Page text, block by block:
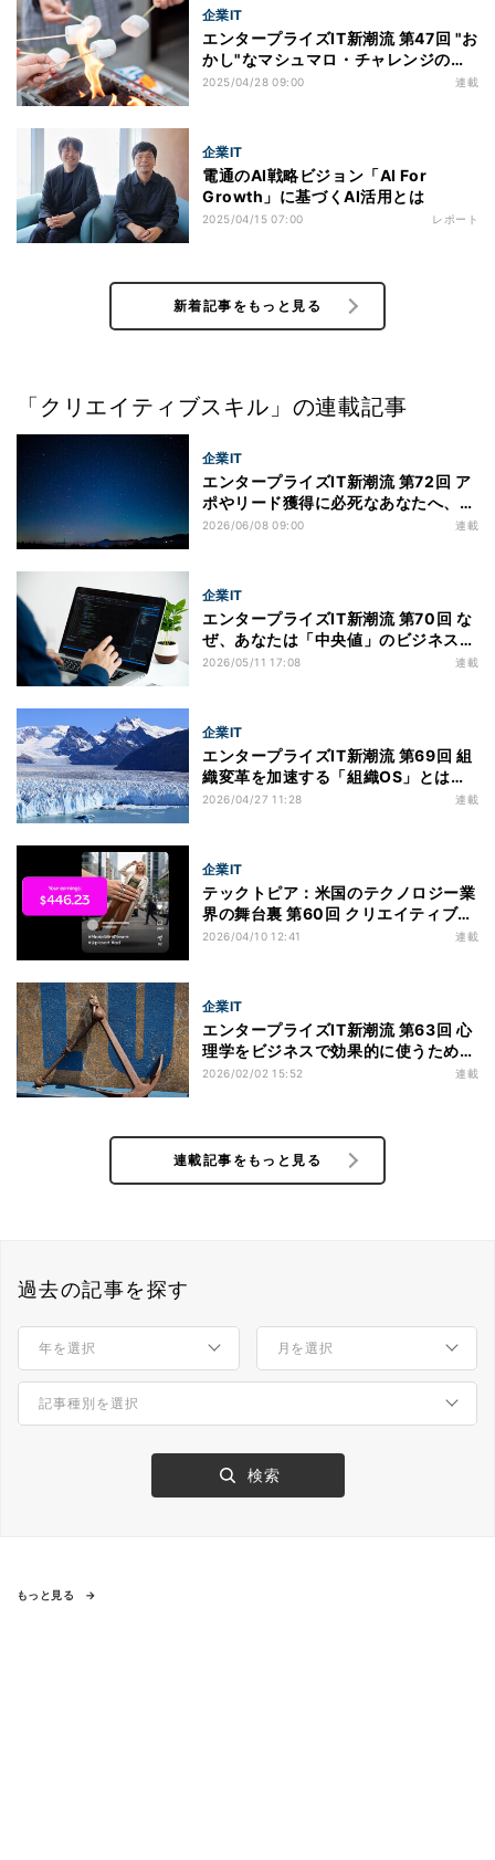
企業IT
エンタープライズIT新潮流 第47回 "お
かし"なマシュマロ・チャレンジのす
すめ
2025/04/28 09:00 連載
企業IT
電通のAI戦略ビジョン「AI For
Growth」に基づくAI活用とは
2025/04/15 07:00 レポート
新着記事をもっと見る
「クリエイティブスキル」の連載記事
企業IT
エンタープライズIT新潮流 第72回 ア
ポやリード獲得に必死なあなたへ、AI
時代になぜ選ばれないのか
2026/06/08 09:00 連載
企業IT
エンタープライズIT新潮流 第70回 な
ぜ、あなたは「中央値」のビジネスパ
ーソンで終わるのか
2026/05/11 17:08 連載
企業IT
エンタープライズIT新潮流 第69回 組
織変革を加速する「組織OS」とは？
ピーター・センゲに学ぶ"学習する組
2026/04/27 11:28 連載
企業IT
テックトピア：米国のテクノロジー業
界の舞台裏 第60回 クリエイティブツ
ールは「使う」から「稼ぐ」へ -
2026/04/10 12:41 連載
企業IT
エンタープライズIT新潮流 第63回 心
理学をビジネスで効果的に使うための
考え方7選
2026/02/02 15:52 連載
連載記事をもっと見る
過去の記事を探す
もっと見る